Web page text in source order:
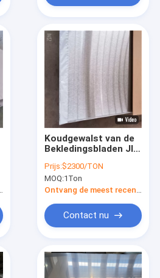
Koudgewalst van de
Bekledingsbladen JIS
Roestvrij staalmuur
Geborsteld het
Staalcomité Blad
Prijs:$2300/TON
MOQ:1Ton
Contact nu